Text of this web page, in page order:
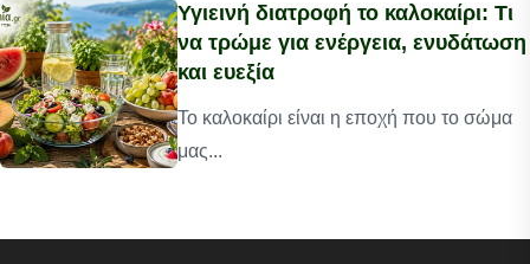
Υγιεινή διατροφή το καλοκαίρι: Τι
να τρώμε για ενέργεια, ενυδάτωση
και ευεξία
Το καλοκαίρι είναι η εποχή που το σώμα
μας...